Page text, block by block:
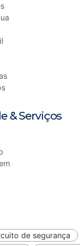
& Serviços
de segurança